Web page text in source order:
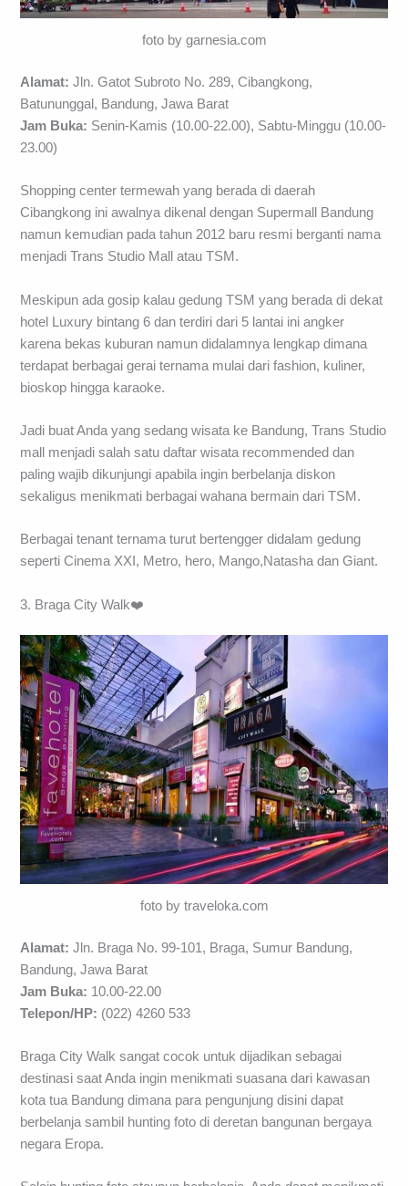
foto by garnesia.com
Alamat: Jln. Gatot Subroto No. 289, Cibangkong,
Batununggal, Bandung, Jawa Barat
Jam Buka: Senin-Kamis (10.00-22.00), Sabtu-Minggu (10.00-
23.00)
Shopping center termewah yang berada di daerah
Cibangkong ini awalnya dikenal dengan Supermall Bandung
namun kemudian pada tahun 2012 baru resmi berganti nama
menjadi Trans Studio Mall atau TSM.
Meskipun ada gosip kalau gedung TSM yang berada di dekat
hotel Luxury bintang 6 dan terdiri dari 5 lantai ini angker
karena bekas kuburan namun didalamnya lengkap dimana
terdapat berbagai gerai ternama mulai dari fashion, kuliner,
bioskop hingga karaoke.
Jadi buat Anda yang sedang wisata ke Bandung, Trans Studio
mall menjadi salah satu daftar wisata recommended dan
paling wajib dikunjungi apabila ingin berbelanja diskon
sekaligus menikmati berbagai wahana bermain dari TSM.
Berbagai tenant ternama turut bertengger didalam gedung
seperti Cinema XXI, Metro, hero, Mango,Natasha dan Giant.
3. Braga City Walk❤️
foto by traveloka.com
Alamat: Jln. Braga No. 99-101, Braga, Sumur Bandung,
Bandung, Jawa Barat
Jam Buka: 10.00-22.00
Telepon/HP: (022) 4260 533
Braga City Walk sangat cocok untuk dijadikan sebagai
destinasi saat Anda ingin menikmati suasana dari kawasan
kota tua Bandung dimana para pengunjung disini dapat
berbelanja sambil hunting foto di deretan bangunan bergaya
negara Eropa.